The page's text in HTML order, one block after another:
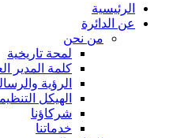
الرئيسية
عن الدائرة
من نحن
لمحة تاريخية
كلمة المدير
الرؤية
الهيكل
شركاؤنا
خدماتنا